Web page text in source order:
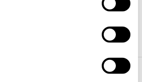
Niet goed = geld